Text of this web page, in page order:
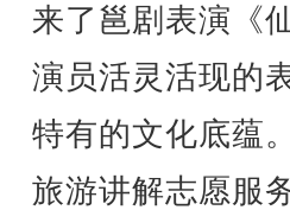
来了邕剧表演《
演员活灵活现的
特有的文化底蕴
旅游讲解志愿服